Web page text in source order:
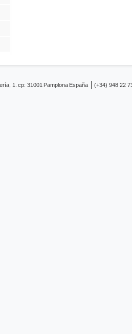
1. cp: 31001 Pamplona España (+34) 948 22